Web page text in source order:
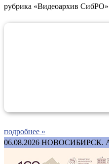
рубрика «Видеоархив
подробнее »
06.08.2026 НОВОСИБИРСК.